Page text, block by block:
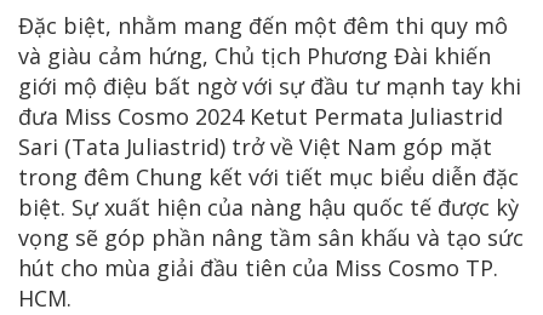
Đặc biệt, nhằm mang đến một đêm thi quy mô
và giàu cảm hứng, Chủ tịch Phương Đài khiến
giới mộ điệu bất ngờ với sự đầu tư mạnh tay khi
đưa Miss Cosmo 2024 Ketut Permata Juliastrid
Sari (Tata Juliastrid) trở về Việt Nam góp mặt
trong đêm Chung kết với tiết mục biểu diễn đặc
biệt. Sự xuất hiện của nàng hậu quốc tế được kỳ
vọng sẽ góp phần nâng tầm sân khấu và tạo sức
hút cho mùa giải đầu tiên của Miss Cosmo TP.
HCM.